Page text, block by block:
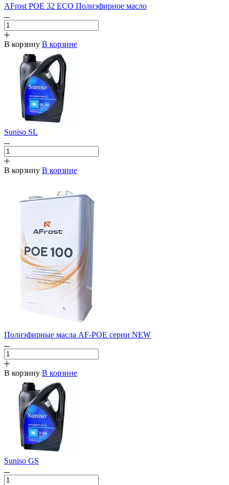
AFrost POE 32 ECO Полиэфирное масло
В корзину В корзине
Suniso SL
В корзину В корзине
Полиэфирные масла AF-POE серии NEW
В корзину В корзине
Suniso GS